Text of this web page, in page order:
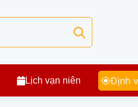
Lịch vạn niên Định